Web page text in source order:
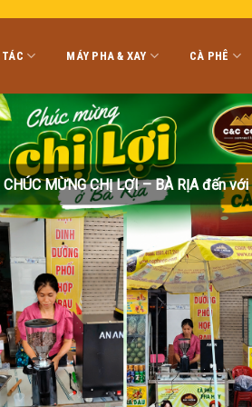
MÁY PHA & XAY CÀ PHÊ
CHÚC MỪNG CHỊ LỢI – BÀ RỊA đến